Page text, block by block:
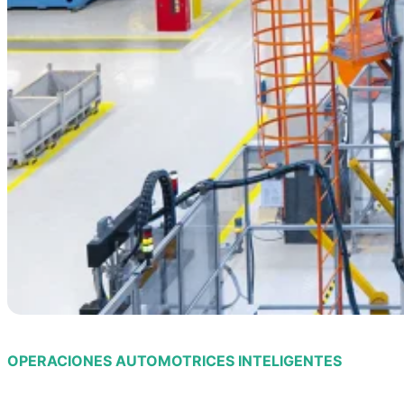
OPERACIONES AUTOMOTRICES INTELIGENTES